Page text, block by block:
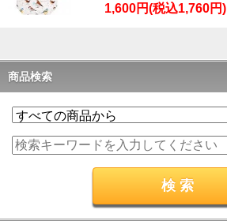
1,600円(税込1,760円)
商品検索